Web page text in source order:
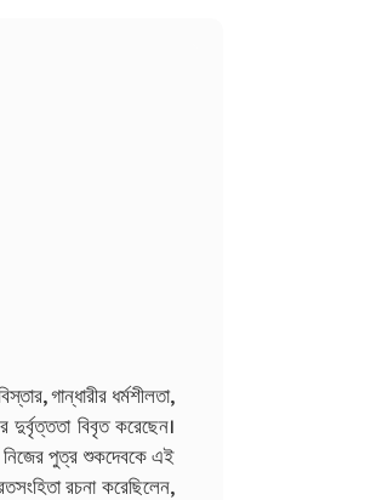
গান্ধারীর ধর্মশীলতা,
দুর্বৃত্ততা বিবৃত করেছেন।
নিজের পুত্র শুকদেবকে এই
রচনা করেছিলেন,